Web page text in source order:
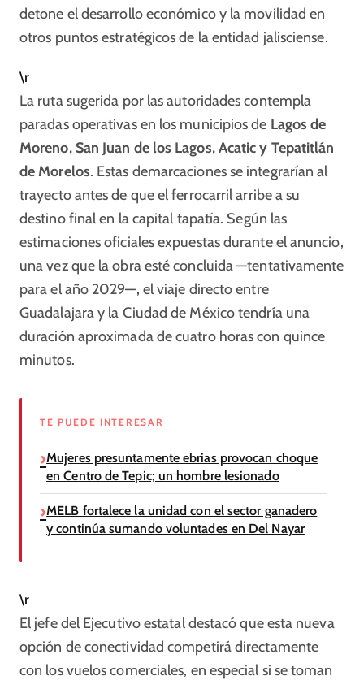
detone el desarrollo económico y la movilidad en
otros puntos estratégicos de la entidad jalisciense.
\r
La ruta sugerida por las autoridades contempla
paradas operativas en los municipios de Lagos de
Moreno, San Juan de los Lagos, Acatic y Tepatitlán
de Morelos. Estas demarcaciones se integrarían al
trayecto antes de que el ferrocarril arribe a su
destino final en la capital tapatía. Según las
estimaciones oficiales expuestas durante el anuncio,
una vez que la obra esté concluida —tentativamente
para el año 2029—, el viaje directo entre
Guadalajara y la Ciudad de México tendría una
duración aproximada de cuatro horas con quince
minutos.
TE PUEDE INTERESAR
Mujeres presuntamente ebrias provocan choque
en Centro de Tepic; un hombre lesionado
MELB fortalece la unidad con el sector ganadero
y continúa sumando voluntades en Del Nayar
\r
El jefe del Ejecutivo estatal destacó que esta nueva
opción de conectividad competirá directamente
con los vuelos comerciales, en especial si se toman